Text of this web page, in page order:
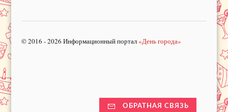
© 2016 - 2026 Информационный портал «День города»
ОБРАТНАЯ СВЯЗЬ